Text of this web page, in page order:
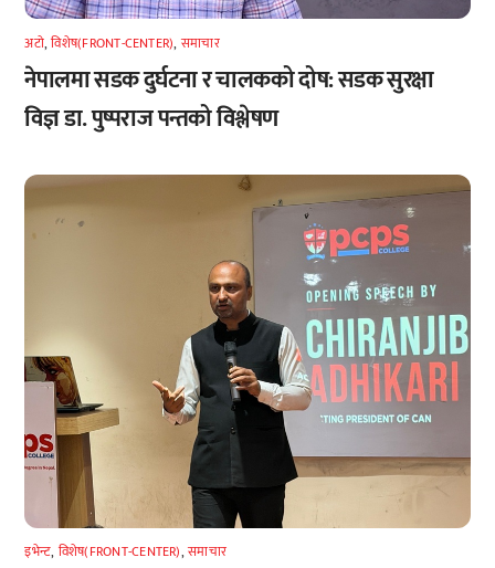
अटाे,विशेष(FRONT-CENTER), समाचार
नेपालमा सडक दुर्घटना र चालकको दोष: सडक सुरक्षा
विज्ञ डा. पुष्पराज पन्तको विश्लेषण
इभेन्ट, विशेष(FRONT-CENTER),समाचार